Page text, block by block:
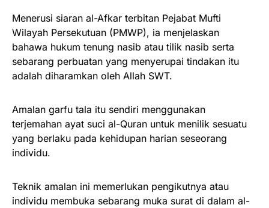
Menerusi siaran al-Afkar terbitan Pejabat Mufti
Wilayah Persekutuan (PMWP), ia menjelaskan
bahawa hukum tenung nasib atau tilik nasib serta
sebarang perbuatan yang menyerupai tindakan itu
adalah diharamkan oleh Allah SWT.
Amalan garfu tala itu sendiri menggunakan
terjemahan ayat suci al-Quran untuk menilik sesuatu
yang berlaku pada kehidupan harian seseorang
individu.
Teknik amalan ini memerlukan pengikutnya atau
individu membuka sebarang muka surat di dalam al-